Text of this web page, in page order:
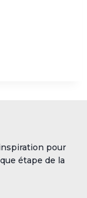
pour
étape de la